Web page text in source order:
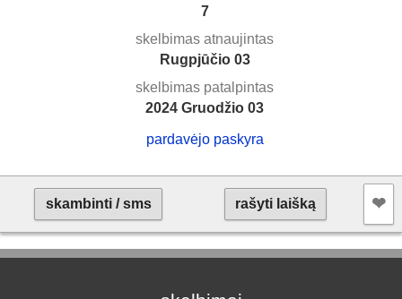
7
skelbimas atnaujintas
Rugpjūčio 03
skelbimas patalpintas
2024 Gruodžio 03
pardavėjo paskyra
skambinti / sms rašyti laišką ❤︎